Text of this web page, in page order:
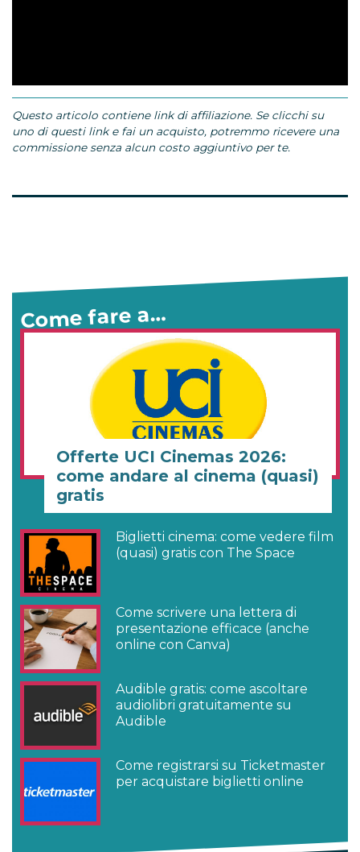
Questo articolo contiene link di affiliazione. Se clicchi su
uno di questi link e fai un acquisto, potremmo ricevere una
commissione senza alcun costo aggiuntivo per te.
Come fare a…
Offerte UCI Cinemas 2026:
come andare al cinema (quasi)
gratis
Biglietti cinema: come vedere film
(quasi) gratis con The Space
Come scrivere una lettera di
presentazione efficace (anche
online con Canva)
Audible gratis: come ascoltare
audiolibri gratuitamente su
Audible
Come registrarsi su Ticketmaster
per acquistare biglietti online